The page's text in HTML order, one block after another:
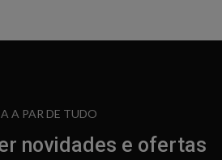
A PAR DE TUDO
novidades e ofertas